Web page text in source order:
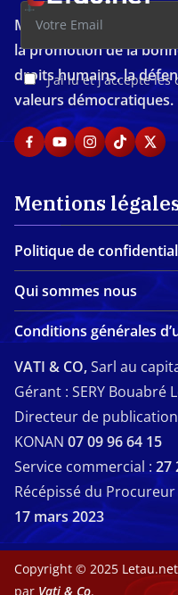
J'ai lu et j'accepte les
Média d'investigation
la promotion de la
droits humains, la
valeurs démocratiques.
Mentions
Politique de
Qui sommes nous
Conditions générales
VATI & CO,Sarl au
Gérant : SERY Bouabré
Directeur de
KONAN 07 09 96 64 15
Service commercial : 27
Récépissé du
17 mars 2023
Copyright © 2025 Letau.net
par Vati & Co.